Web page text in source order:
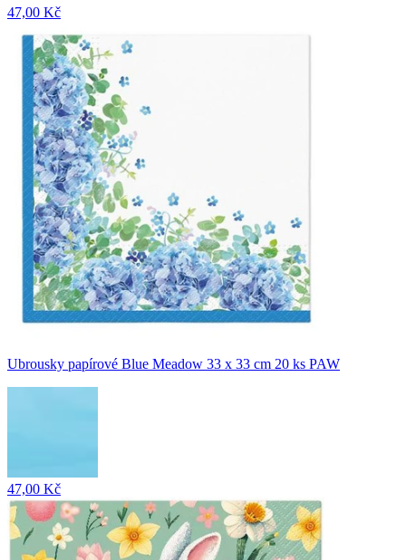
47,00 Kč
Ubrousky papírové Blue Meadow 33 x 33 cm 20 ks PAW
47,00 Kč